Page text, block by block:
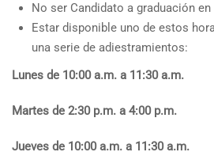
No ser Candidato a graduación en
Estar disponible uno de estos
una serie de adiestramientos:
Lunes de 10:00 a.m. a 11:30 a.m.
Martes de 2:30 p.m. a 4:00 p.m.
Jueves de 10:00 a.m. a 11:30 a.m.